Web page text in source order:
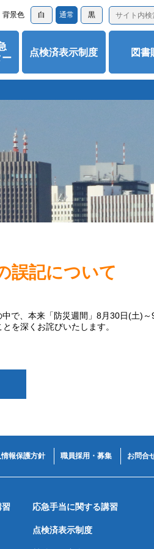
背景色 白 通常 黒
ー
点検済表示制度 図書
誤記について
で、本来「防災週間」8月30日(土)
を深くお詫びいたします。
報保護方針 職員採用・募集 お問合
習 応急手当に関する講習
点検済表示制度